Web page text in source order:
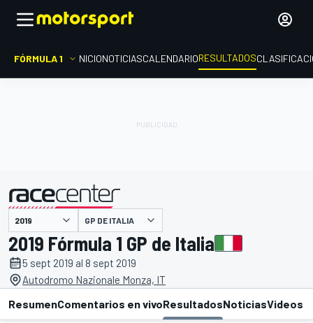
FÓRMULA 1 INICIONOTICIASCALENDARIORESULTADOS
presentado por GP DE ITALIA
2019 Fórmula 1 GP de Italia
5 sept 2019 al 8 sept 2019
Autodromo Nazionale Monza, IT
ResumenComentarios en vivoResultadosNoticiasVideos